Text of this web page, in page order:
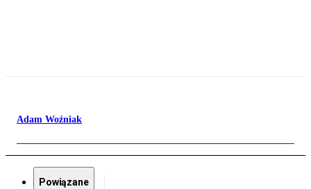
Adam Woźniak
Powiązane